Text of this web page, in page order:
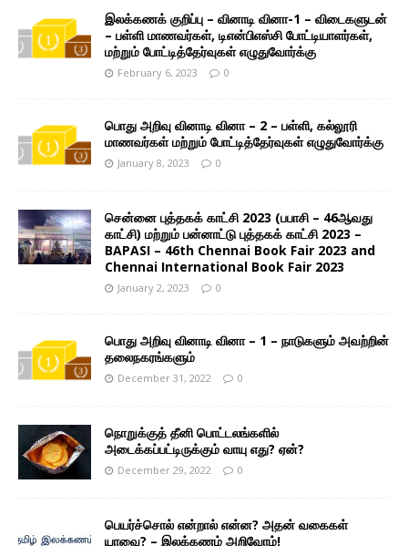
இலக்கணக் குறிப்பு – வினாடி வினா-1 – விடைகளுடன்
– பள்ளி மாணவர்கள், டிஎன்பிஎஸ்சி போட்டியாளர்கள்,
மற்றும் போட்டித்தேர்வுகள் எழுதுவோர்க்கு
February 6, 2023 0
பொது அறிவு வினாடி வினா – 2 – பள்ளி, கல்லூரி
மாணவர்கள் மற்றும் போட்டித்தேர்வுகள் எழுதுவோர்க்கு
January 8, 2023 0
சென்னை புத்தகக் காட்சி 2023 (பபாசி – 46ஆவது
காட்சி) மற்றும் பன்னாட்டு புத்தகக் காட்சி 2023 –
BAPASI – 46th Chennai Book Fair 2023 and
Chennai International Book Fair 2023
January 2, 2023 0
பொது அறிவு வினாடி வினா – 1 – நாடுகளும் அவற்றின்
தலைநகரங்களும்
December 31, 2022 0
நொறுக்குத் தீனி பொட்டலங்களில்
அடைக்கப்பட்டிருக்கும் வாயு எது? ஏன்?
December 29, 2022 0
பெயர்ச்சொல் என்றால் என்ன? அதன் வகைகள்
யாவை? – இலக்கணம் அறிவோம்!